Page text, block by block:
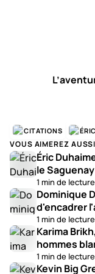
CITATIONS
VOUS AIMEREZ AUSSI
Éric
le
1 min de lecture
Dominique
d'encadrer
1 min de lecture
Karima
hommes
1 min de lecture
Kevin Big